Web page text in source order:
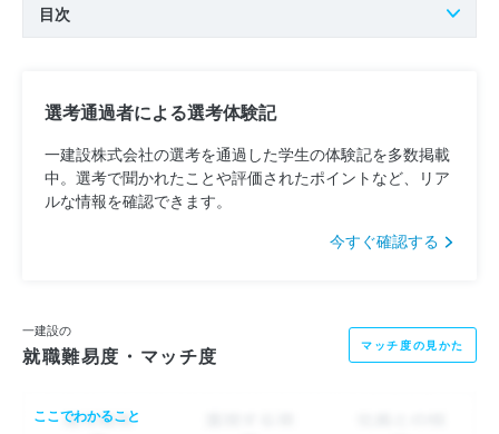
目次
選考通過者による選考体験記
一建設株式会社の選考を通過した学生の体験記を多数掲載
中。選考で聞かれたことや評価されたポイントなど、リア
ルな情報を確認できます。
今すぐ確認する
一建設の
就職難易度・マッチ度 マッチ度の見かた
ここでわかること